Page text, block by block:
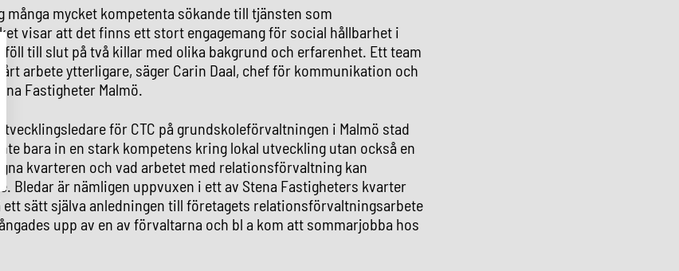
många mycket kompetenta sökande till tjänsten som
visar att det finns ett stort engagemang för social hållbarhet i
föll till slut på två killar med olika bakgrund och erfarenhet. Ett team
arbete ytterligare, säger Carin Daal, chef för kommunikation och
Fastigheter Malmö.
utvecklingsledare för CTC på grundskoleförvaltningen i Malmö stad
bara in en stark kompetens kring lokal utveckling utan också en
kvarteren och vad arbetet med relationsförvaltning kan
Bledar är nämligen uppvuxen i ett av Stena Fastigheters kvarter
ett sätt själva anledningen till företagets relationsförvaltningsarbete
upp av en av förvaltarna och bl a kom att sommarjobba hos